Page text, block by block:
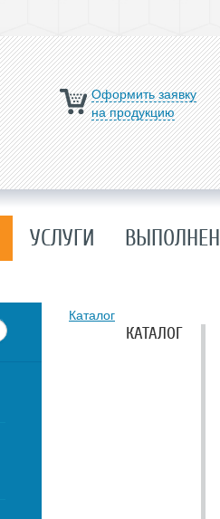
Оформить заявку
на продукцию
УСЛУГИ
Каталог
КАТАЛОГ